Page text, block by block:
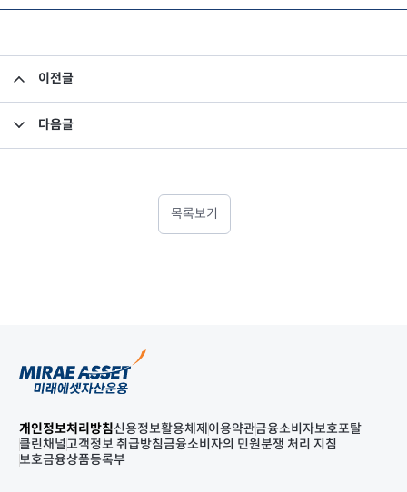
이전글
다음글
목록보기
개인정보처리방침신용정보활용체제 이용약관금융소비자보호포탈
클린채널고객정보 취급방침금융소비자의 민원분쟁 처리 지침
보호금융상품등록부